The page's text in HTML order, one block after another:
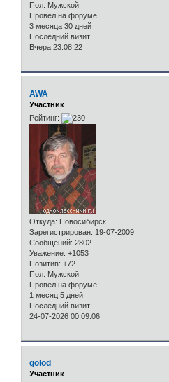
Пол: Мужской
Провел на форуме:
3 месяца 30 дней
Последний визит:
Вчера 23:08:22
AWA
Участник
Рейтинг:
Откуда: Новосибирск
Зарегистрирован: 19-07-2009
Сообщений: 2802
Уважение: +1053
Позитив: +72
Пол: Мужской
Провел на форуме:
1 месяц 5 дней
Последний визит:
24-07-2026 00:09:06
golod
Участник